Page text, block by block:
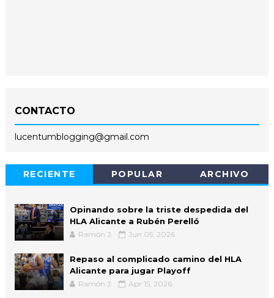
CONTACTO
lucentumblogging@gmail.com
RECIENTE POPULAR ARCHIVO
Opinando sobre la triste despedida del
HLA Alicante a Rubén Perelló
Ramón J. Jun 05, 2026
Repaso al complicado camino del HLA
Alicante para jugar Playoff
Ramón J. Apr 15, 2026